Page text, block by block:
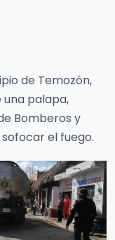
de Temozón,
palapa,
Bomberos y
sofocar el fuego.